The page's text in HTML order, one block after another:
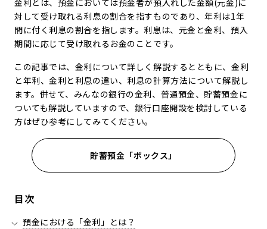
金利とは、預金においては預金者が預入れした金額(元金)に
対して受け取れる利息の割合を指すものであり、年利は1年
間に付く利息の割合を指します。利息は、元金と金利、預入
期間に応じて受け取れるお金のことです。
この記事では、金利について詳しく解説するとともに、金利
と年利、金利と利息の違い、利息の計算方法について解説し
ます。併せて、みんなの銀行の金利、普通預金、貯蓄預金に
ついても解説していますので、銀行口座開設を検討している
方はぜひ参考にしてみてください。
貯蓄預金「ボックス」
目次
預金における「金利」とは？